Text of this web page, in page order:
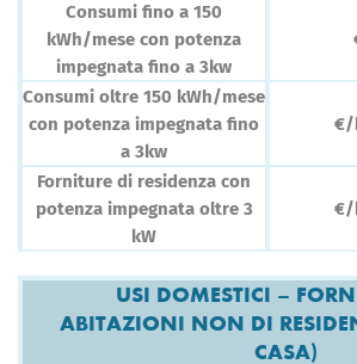
Consumi fino a 150
kWh/mese con potenza
impegnata fino a 3kw
Consumi oltre 150 kWh/mese
con potenza impegnata fino
a 3kw
€/
Forniture di residenza con
potenza impegnata oltre 3
kW
€/
USI DOMESTICI –
ABITAZIONI NON DI
CASA)